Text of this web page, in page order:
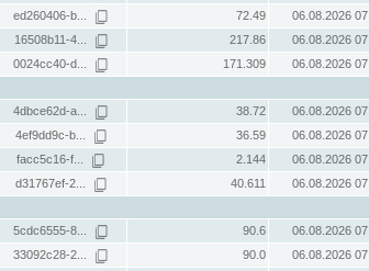
ed260406-b... 72.49
06.08.2026
16508b11-4... 217.86
06.08.2026
0024cc40-d... 171.309
06.08.2026
4dbce62d-a... 38.72
06.08.2026
4ef9dd9c-b... 36.59
06.08.2026
facc5c16-f... 2.144
06.08.2026
d31767ef-2... 40.611
06.08.2026
5cdc6555-8... 90.6
06.08.2026
33092c28-2... 90.0
06.08.2026